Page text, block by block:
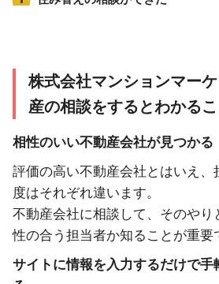
株式会社マンションマー
産の相談をするとわかるこ
相性のいい不動産会社が見つかる
評価の高い不動産会社とはいえ、
度はそれぞれ違います。
不動産会社に相談して、そのやり
性の合う担当者か知ることが重要
サイトに情報を入力するだけで手